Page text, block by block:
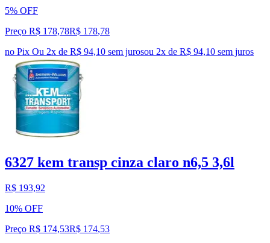
5% OFF
Preço R$ 178,78R$ 178,78
no Pix Ou 2x de R$ 94,10 sem jurosou 2x de R$ 94,10 sem juros
6327 kem transp cinza claro n6,5 3,6l
R$ 193,92
10% OFF
Preço R$ 174,53R$ 174,53